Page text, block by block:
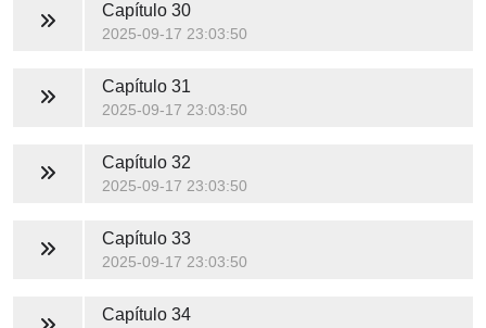
Capítulo 30
2025-09-17 23:03:50
Capítulo 31
2025-09-17 23:03:50
Capítulo 32
2025-09-17 23:03:50
Capítulo 33
2025-09-17 23:03:50
Capítulo 34